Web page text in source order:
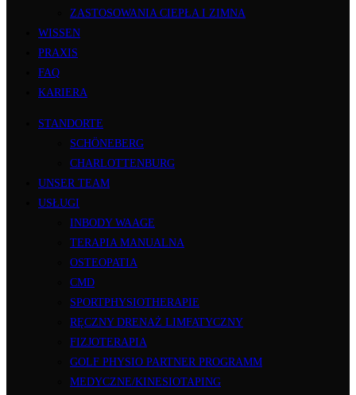
ZASTOSOWANIA CIEPŁA I ZIMNA
WISSEN
PRAXIS
FAQ
KARIERA
STANDORTE
SCHÖNEBERG
CHARLOTTENBURG
UNSER TEAM
USŁUGI
INBODY WAAGE
TERAPIA MANUALNA
OSTEOPATIA
CMD
SPORTPHYSIOTHERAPIE
RĘCZNY DRENAŻ LIMFATYCZNY
FIZJOTERAPIA
GOLF PHYSIO PARTNER PROGRAMM
MEDYCZNE/KINESIOTAPING